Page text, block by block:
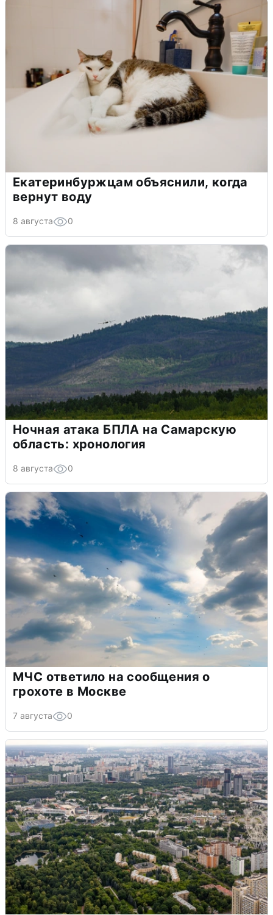
Екатеринбуржцам объяснили, когда
вернут воду
8 августа 0
Ночная атака БПЛА на Самарскую
область: хронология
8 августа 0
МЧС ответило на сообщения о
грохоте в Москве
7 августа 0